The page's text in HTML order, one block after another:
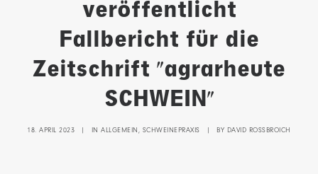
KLEINTIERPRAXIS
SCHWEINEPRAXIS
veröffentlicht
Fallbericht für die
Zeitschrift "agrarheute
SCHWEIN"
18. APRIL 2023 | INALLGEMEIN, SCHWEINEPRAXIS | BY DAVID ROSSBROICH